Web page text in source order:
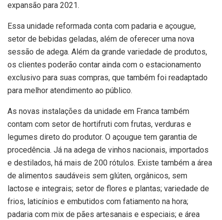
expansão para 2021.
Essa unidade reformada conta com padaria e açougue,
setor de bebidas geladas, além de oferecer uma nova
sessão de adega. Além da grande variedade de produtos,
os clientes poderão contar ainda com o estacionamento
exclusivo para suas compras, que também foi readaptado
para melhor atendimento ao público.
As novas instalações da unidade em Franca também
contam com setor de hortifruti com frutas, verduras e
legumes direto do produtor. O açougue tem garantia de
procedência. Já na adega de vinhos nacionais, importados
e destilados, há mais de 200 rótulos. Existe também a área
de alimentos saudáveis sem glúten, orgânicos, sem
lactose e integrais; setor de flores e plantas; variedade de
frios, laticínios e embutidos com fatiamento na hora;
padaria com mix de pães artesanais e especiais; e área